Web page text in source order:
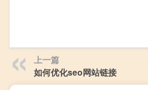
上一篇
如何优化seo网站链接